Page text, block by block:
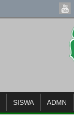
SISWA ADMN